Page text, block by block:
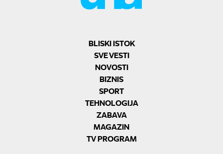
BLISKI ISTOK
SVE VESTI
NOVOSTI
BIZNIS
SPORT
TEHNOLOGIJA
ZABAVA
MAGAZIN
TV PROGRAM